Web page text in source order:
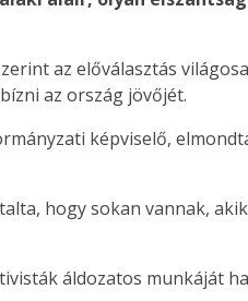
az előválasztás
az ország jövőjét.
képviselő,
hogy sokan vannak,
áldozatos munkáját